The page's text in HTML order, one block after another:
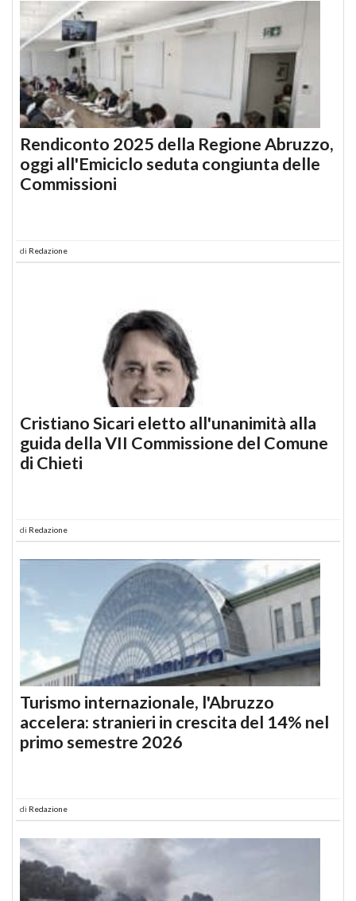
Rendiconto 2025 della Regione Abruzzo,
oggi all'Emiciclo seduta congiunta delle
Commissioni
di Redazione
Cristiano Sicari eletto all'unanimità alla
guida della VII Commissione del Comune
di Chieti
di Redazione
Turismo internazionale, l'Abruzzo
accelera: stranieri in crescita del 14% nel
primo semestre 2026
di Redazione